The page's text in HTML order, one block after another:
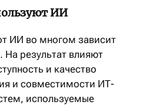
ИИ
ИИ во многом зависит
На результат влияют
и качество
и совместимости ИТ-
используемые